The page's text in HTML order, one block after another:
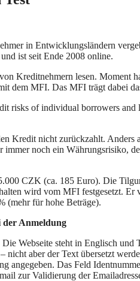
in Entwicklungsländern
ist seit Ende 2008 online.
Kreditnehmern lesen. Moment
dem MFI. Das MFI trägt dabei
risks of individual borrowers and
Kredit nicht zurückzahlt. Anders
immer noch ein Währungsrisiko,
CZK (ca. 185 Euro). Die
wird vom MFI festgesetzt.
(mehr für hohe Beträge).
Anmeldung
Die Webseite steht in Englisch
nicht aber der Text übersetzt
angegeben. Das Feld
zur Validierung der